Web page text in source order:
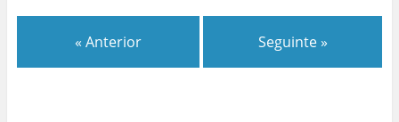
« Anterior Seguinte »